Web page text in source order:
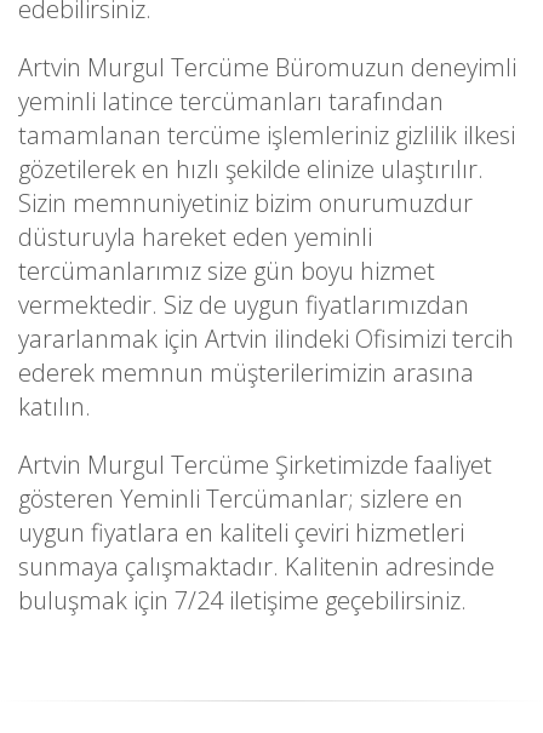
edebilirsiniz.
Artvin Murgul Tercüme Büromuzun deneyimli
yeminli latince tercümanları tarafından
tamamlanan tercüme işlemleriniz gizlilik ilkesi
gözetilerek en hızlı şekilde elinize ulaştırılır.
Sizin memnuniyetiniz bizim onurumuzdur
düsturuyla hareket eden yeminli
tercümanlarımız size gün boyu hizmet
vermektedir. Siz de uygun fiyatlarımızdan
yararlanmak için Artvin ilindeki Ofisimizi tercih
ederek memnun müşterilerimizin arasına
katılın.
Artvin Murgul Tercüme Şirketimizde faaliyet
gösteren Yeminli Tercümanlar; sizlere en
uygun fiyatlara en kaliteli çeviri hizmetleri
sunmaya çalışmaktadır. Kalitenin adresinde
buluşmak için 7/24 iletişime geçebilirsiniz.